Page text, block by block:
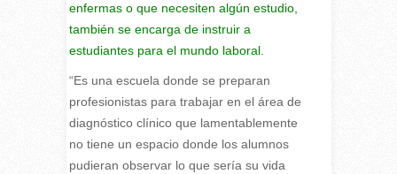
enfermas o que necesiten algún estudio,
también se encarga de instruir a
estudiantes para el mundo laboral.
“Es una escuela donde se preparan
profesionistas para trabajar en el área de
diagnóstico clínico que lamentablemente
no tiene un espacio donde los alumnos
pudieran observar lo que sería su vida